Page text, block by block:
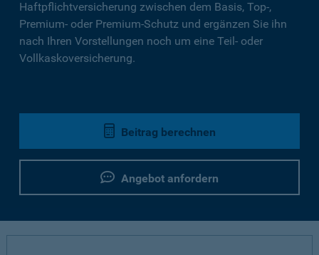
Haftpflichtversicherung zwischen dem Basis, Top-,
Premium- oder Premium-Schutz und ergänzen Sie ihn
nach Ihren Vorstellungen noch um eine Teil- oder
Vollkaskoversicherung.
Beitrag berechnen
Angebot anfordern